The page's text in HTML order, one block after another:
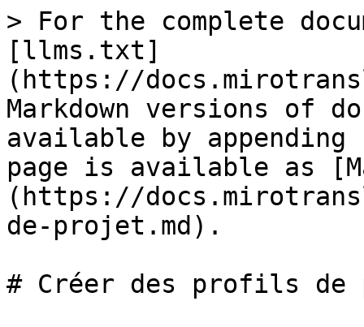
> For the complete
[llms.txt]
(https://
Markdown versions of
available by
page is available as
(https://
de-projet.md).
# Créer des profils de